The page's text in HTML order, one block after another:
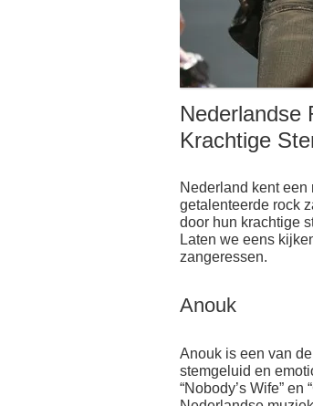
Nederlandse
Krachtige
Nederland kent
getalenteerde rock
door hun krachtige
Laten we eens
zangeressen.
Anouk
Anouk is een van
stemgeluid en
“Nobody’s Wife”